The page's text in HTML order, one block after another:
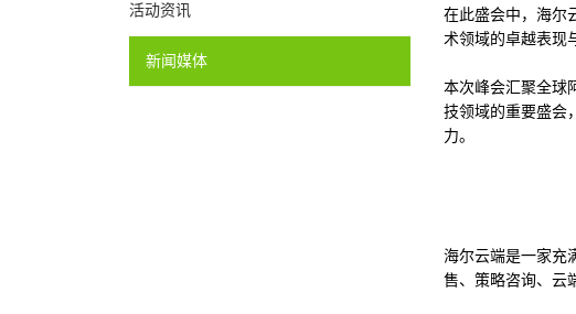
活动资讯
新闻媒体
在此盛会中，海尔
术领域的卓越表现
本次峰会汇聚全球
技领域的重要盛会
力。
海尔云端是一家充
售、策略咨询、云